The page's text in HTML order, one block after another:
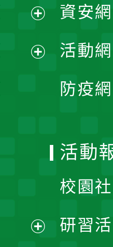
單
選
單
開
選
開
資安
活動
防疫
活動
校園
研習